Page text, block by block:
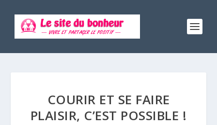
COURIR ET SE FAIRE
PLAISIR, C’EST POSSIBLE !